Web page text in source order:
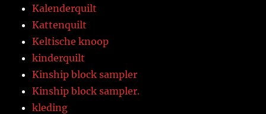
Kalenderquilt
Kattenquilt
Keltische knoop
kinderquilt
Kinship block sampler
Kinship block sampler.
kleding